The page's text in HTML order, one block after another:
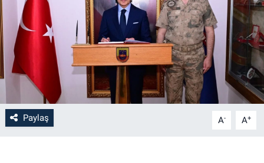
Paylaş A- A+
Eğitim
Kültür
3.Sayfa
Medya
Bilim-Tek